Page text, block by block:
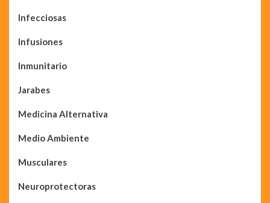
Infecciosas
Infusiones
Inmunitario
Jarabes
Medicina Alternativa
Medio Ambiente
Musculares
Neuroprotectoras